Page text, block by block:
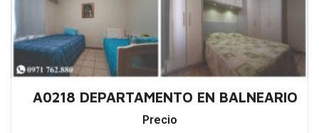
A0218 DEPARTAMENTO EN BALNEARIO
Precio